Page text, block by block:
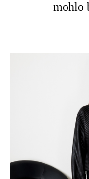
mohlo